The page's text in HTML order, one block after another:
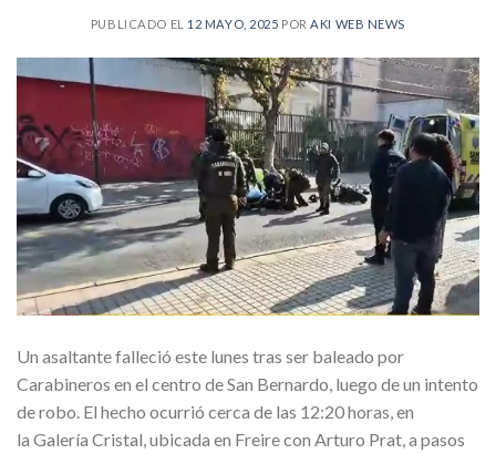
PUBLICADO EL 12 MAYO, 2025 POR AKI WEB NEWS
Un asaltante falleció este lunes tras ser baleado por
Carabineros en el centro de San Bernardo, luego de un intento
de robo. El hecho ocurrió cerca de las 12:20 horas, en
la Galería Cristal, ubicada en Freire con Arturo Prat, a pasos